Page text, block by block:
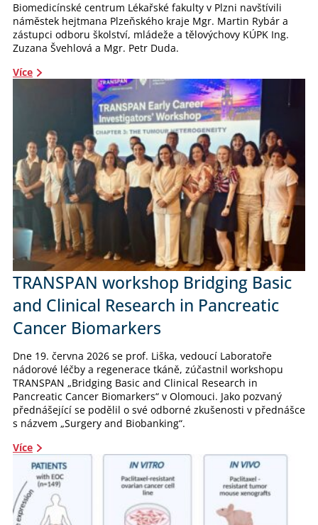
Biomedicínské centrum Lékařské fakulty v Plzni navštívili
náměstek hejtmana Plzeňského kraje Mgr. Martin Rybár a
zástupci odboru školství, mládeže a tělovýchovy KÚPK Ing.
Zuzana Švehlová a Mgr. Petr Duda.
Více
TRANSPAN workshop Bridging Basic
and Clinical Research in Pancreatic
Cancer Biomarkers
Dne 19. června 2026 se prof. Liška, vedoucí Laboratoře
nádorové léčby a regenerace tkáně, zúčastnil workshopu
TRANSPAN „Bridging Basic and Clinical Research in
Pancreatic Cancer Biomarkers“ v Olomouci. Jako pozvaný
přednášející se podělil o své odborné zkušenosti v přednášce
s názvem „Surgery and Biobanking“.
Více